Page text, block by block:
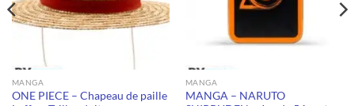
MANGA
ONE PIECE – Chapeau de paille
MANGA
MANGA – NARUTO